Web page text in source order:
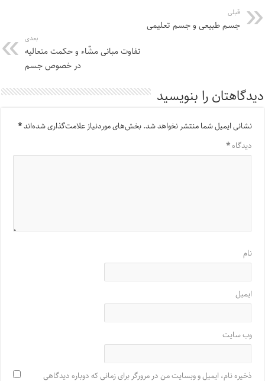
قبلی
جسم طبیعی و جسم تعلیمی
بعدی
تفاوت مبانی مشّاء و حکمت متعالیه
در خصوص جسم
دیدگاهتان را بنویسید
نشانی ایمیل شما منتشر نخواهد شد.بخش‌های موردنیاز علامت‌گذاری شده‌اند*
دیدگاه*
نام
ایمیل
وب‌ سایت
ذخیره نام، ایمیل و وبسایت من در مرورگر برای زمانی که دوباره دیدگاهی